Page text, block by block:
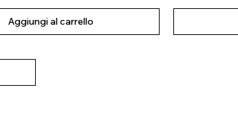
Aggiungi al carrello